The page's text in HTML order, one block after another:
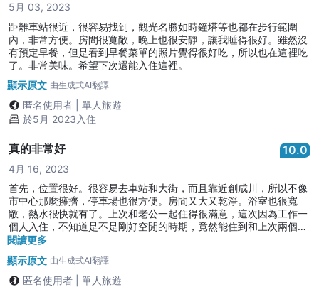
5月 03, 2023
距離車站很近，很容易找到，觀光名勝如時鐘塔等也都在步行範圍
內，非常方便。房間很寬敞，晚上也很安靜，讓我睡得很好。雖然沒
有預定早餐，但是看到早餐菜單的照片覺得很好吃，所以也在這裡吃
了。非常美味。希望下次還能入住這裡。
顯示原文 由生成式AI翻譯
匿名使用者
單人旅遊
於5月 2023入住
真的非常好 10.0
4月 16, 2023
首先，位置很好。很容易去車站和大街，而且靠近創成川，所以不像
市中心那麼擁擠，停車場也很方便。房間又大又乾淨。浴室也很寬
敞，熱水很快就有了。上次和老公一起住得很滿意，這次因為工作一
個人入住，不知道是不是剛好空閒的時期，竟然能住到和上次兩個人
住的一樣大的雙人房，一個人住覺得有點浪費，但真的很感動。如果
上住，有點可惜。下次想和朋友一起悠閒地入住。真的是很好的酒
店。還會再來的。
閱讀更多
顯示原文 由生成式AI翻譯
匿名使用者
單人旅遊